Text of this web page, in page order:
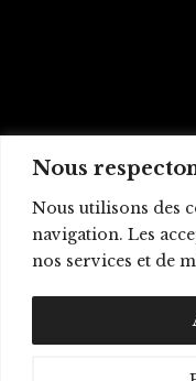
Nous
Nous utilisons des
navigation. Les
nos services et de
📞+ (33) 6 84 96